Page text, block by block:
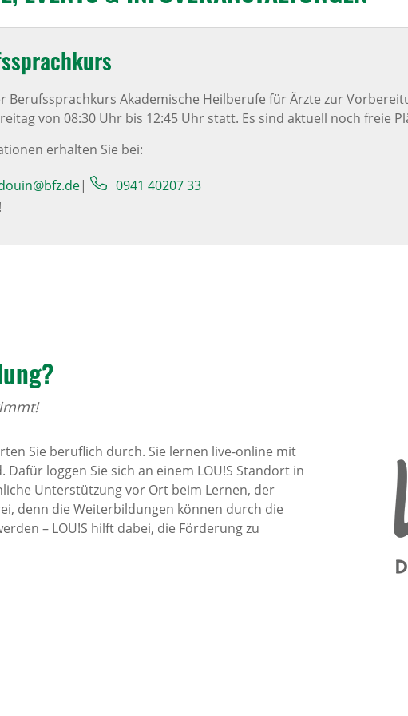
Berufssprachkurs Akademische Heilberufe für Ärzte zur
von 08:30 Uhr bis 12:45 Uhr statt. Es sind aktuell noch freie
erhalten Sie bei:
|
0941 40207 33
Sie beruflich durch. Sie lernen live-online mit
loggen Sie sich an einem LOU!S Standort in
Unterstützung vor Ort beim Lernen, der
denn die Weiterbildungen können durch die
– LOU!S hilft dabei, die Förderung zu